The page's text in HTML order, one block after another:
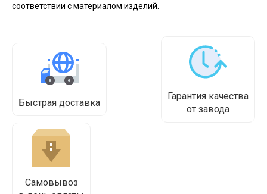
соответствии с материалом изделий.
Быстрая доставка
Гарантия качества
от завода
Самовывоз